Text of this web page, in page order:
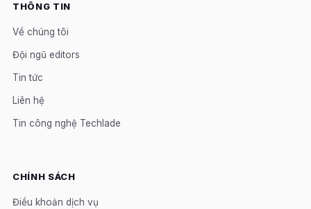
THÔNG TIN
Về chúng tôi
Đội ngũ editors
Tin tức
Liên hệ
Tin công nghệ Techlade
CHÍNH SÁCH
Điều khoản dịch vụ